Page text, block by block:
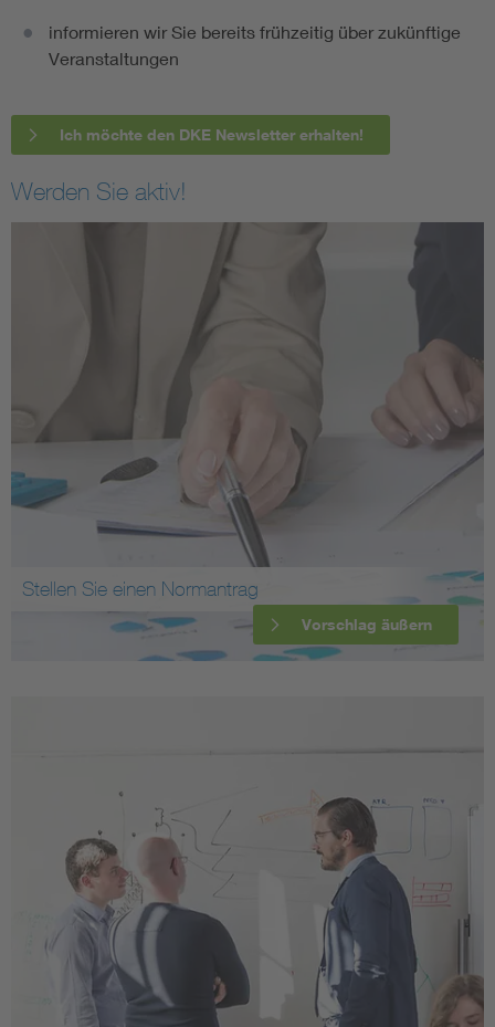
informieren wir Sie bereits frühzeitig über zukünftige
Veranstaltungen
Ich möchte den DKE Newsletter erhalten!
Werden Sie aktiv!
Stellen Sie einen Normantrag
Vorschlag äußern